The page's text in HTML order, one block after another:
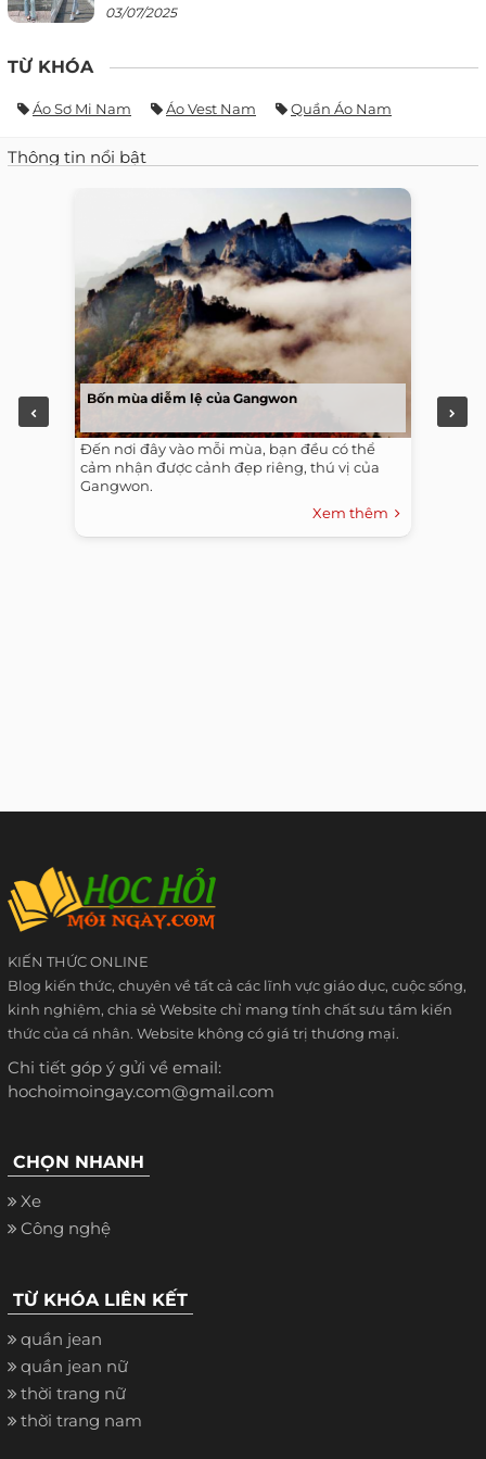
03/07/2025
TỪ KHÓA
Áo Sơ Mi Nam Áo Vest Nam Quần Áo Nam
Thông tin nổi bật
Bốn mùa diễm lệ của Gangwon
Đến nơi đây vào mỗi mùa, bạn đều có thể
cảm nhận được cảnh đẹp riêng, thú vị của
Gangwon.
Xem thêm
KIẾN THỨC ONLINE
Blog kiến thức, chuyên về tất cả các lĩnh vực giáo dục, cuộc sống,
kinh nghiệm, chia sẻ Website chỉ mang tính chất sưu tầm kiến
thức của cá nhân. Website không có giá trị thương mại.
Chi tiết góp ý gửi về email:
hochoimoingay.com@gmail.com
CHỌN NHANH
Xe
Công nghệ
TỪ KHÓA LIÊN KẾT
quần jean
quần jean nữ
thời trang nữ
thời trang nam